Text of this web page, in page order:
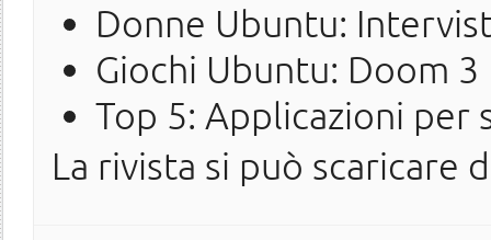
Donne Ubuntu:
Giochi Ubuntu: Doom 3
Top 5: Applicazioni per
La rivista si può scaricare